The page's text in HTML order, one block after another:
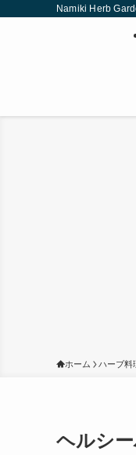
Namiki Herb
ホーム ハーブ料
ヘルシ